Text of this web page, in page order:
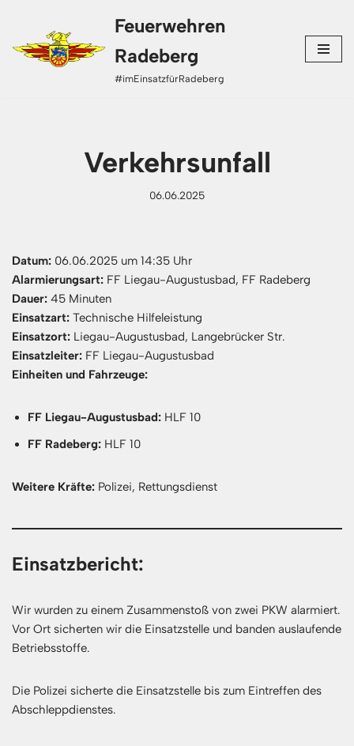
Zum
Inhalt
Feuerwehren
Radeberg
#imEinsatzfürRadeberg
Verkehrsunfall
06.06.2025
Datum: 06.06.2025 um 14:35 Uhr
Alarmierungsart: FF Liegau-Augustusbad, FF Radeberg
Dauer: 45 Minuten
Einsatzart: Technische Hilfeleistung
Einsatzort: Liegau-Augustusbad, Langebrücker Str.
Einsatzleiter: FF Liegau-Augustusbad
Einheiten und Fahrzeuge:
FF Liegau-Augustusbad: HLF 10
FF Radeberg: HLF 10
Weitere Kräfte: Polizei, Rettungsdienst
Einsatzbericht:
Wir wurden zu einem Zusammenstoß von zwei PKW alarmiert.
Vor Ort sicherten wir die Einsatzstelle und banden auslaufende
Betriebsstoffe.
Die Polizei sicherte die Einsatzstelle bis zum Eintreffen des
Abschleppdienstes.